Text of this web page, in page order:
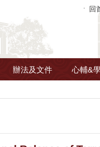
回
辦法及文件 心輔&